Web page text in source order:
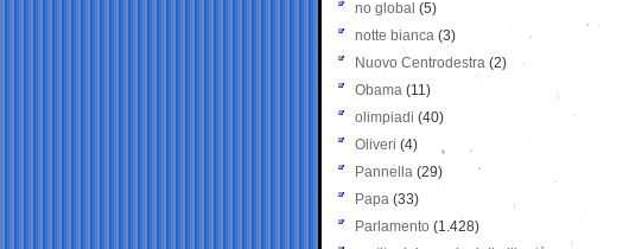
no global (5)
notte bianca (3)
Nuovo Centrodestra (2)
Obama (11)
olimpiadi (40)
Oliveri (4)
Pannella (29)
Papa (33)
Parlamento (1.428)